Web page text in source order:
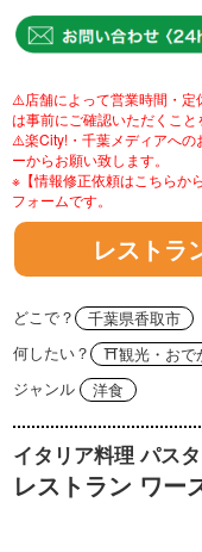
⚠️店舗によって営業時間・定
は事前にご確認いただくこと
⚠️楽City!・千葉メディアへ
ーからお願い致します。
※【情報修正依頼はこちらか
フォームです。
レストラ
どこで？ 千葉県香取市
何したい？ ⛩観光・おで
ジャンル 洋食
イタリア料理 パス
レストラン ワー